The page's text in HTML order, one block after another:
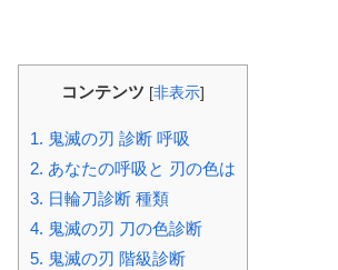
コンテンツ [非表示]
1. 鬼滅の刃 診断 呼吸
2. あなたの呼吸と 刃の色は
3. 日輪刀診断 種類
4. 鬼滅の刃 刀の色診断
5. 鬼滅の刃 階級診断